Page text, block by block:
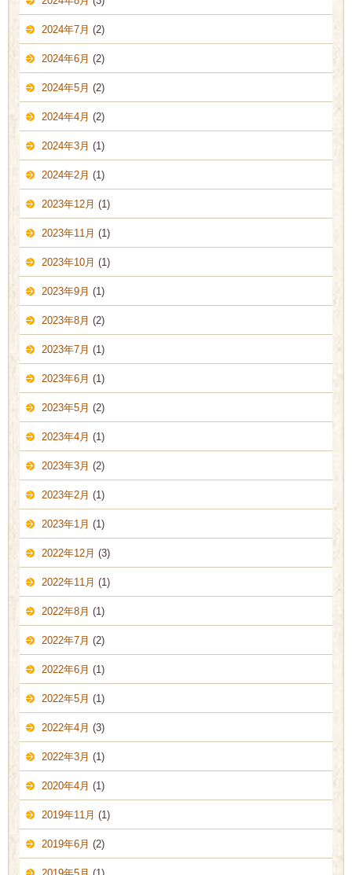
2024年7月 (2)
2024年6月 (2)
2024年5月 (2)
2024年4月 (2)
2024年3月 (1)
2024年2月 (1)
2023年12月 (1)
2023年11月 (1)
2023年10月 (1)
2023年9月 (1)
2023年8月 (2)
2023年7月 (1)
2023年6月 (1)
2023年5月 (2)
2023年4月 (1)
2023年3月 (2)
2023年2月 (1)
2023年1月 (1)
2022年12月 (3)
2022年11月 (1)
2022年8月 (1)
2022年7月 (2)
2022年6月 (1)
2022年5月 (1)
2022年4月 (3)
2022年3月 (1)
2020年4月 (1)
2019年11月 (1)
2019年6月 (2)